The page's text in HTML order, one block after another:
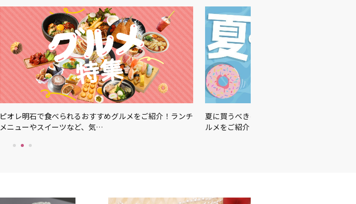
ピオレ明石で食べられるおすすめグルメをご紹介！ランチ
メニューやスイーツなど、気…
夏に買うべきはこれ☀️🏖🍉この夏を楽しむア
ルメをご紹介♪